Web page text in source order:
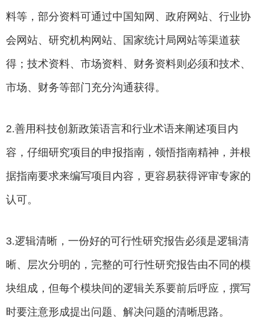
料等，部分资料可通过中国知网、政府网站、行业协
会网站、研究机构网站、国家统计局网站等渠道获
得；技术资料、市场资料、财务资料则必须和技术、
市场、财务等部门充分沟通获得。
2.善用科技创新政策语言和行业术语来阐述项目内
容，仔细研究项目的申报指南，领悟指南精神，并根
据指南要求来编写项目内容，更容易获得评审专家的
认可。
3.逻辑清晰，一份好的可行性研究报告必须是逻辑清
晰、层次分明的，完整的可行性研究报告由不同的模
块组成，但每个模块间的逻辑关系要前后呼应，撰写
时要注意形成提出问题、解决问题的清晰思路。